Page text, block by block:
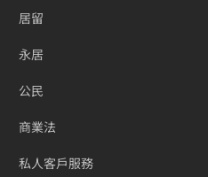
居留
永居
公民
商業法
私人客戶服務